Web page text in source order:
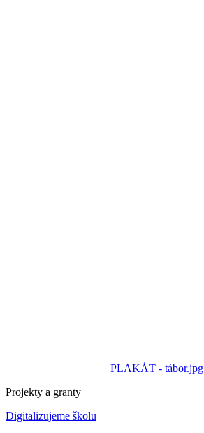
PLAKÁT - tábor.jpg
Projekty a granty
Digitalizujeme školu